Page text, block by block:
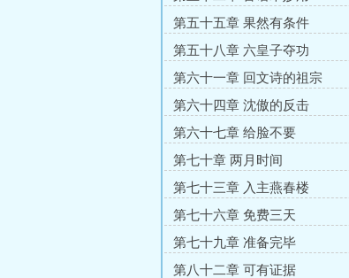
第五十五章 果然有条件
第五十八章 六皇子夺功
第六十一章 回文诗的祖宗
第六十四章 沈傲的反击
第六十七章 给脸不要
第七十章 两月时间
第七十三章 入主燕春楼
第七十六章 免费三天
第七十九章 准备完毕
第八十二章 可有证据